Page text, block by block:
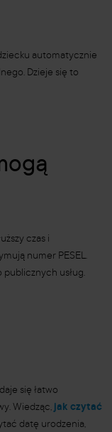
automatycznie
Dzieje się to
czas i
numer PESEL.
publicznych usług.
się łatwo
Wiedząc, jak czytać
datę urodzenia,